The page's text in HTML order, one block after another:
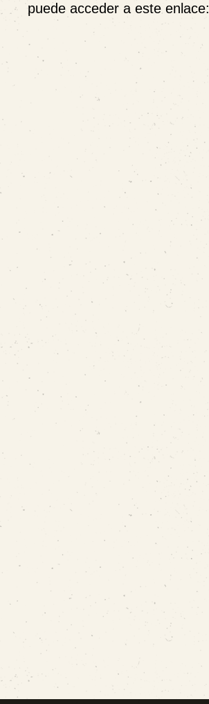
puede acceder a este enlace: